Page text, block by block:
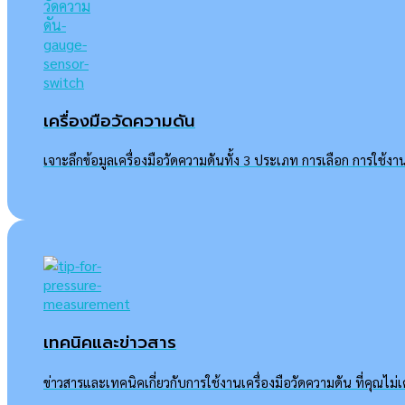
เครื่องมือวัดความดัน
เจาะลึกข้อมูลเครื่องมือวัดความดันทั้ง 3 ประเภท การเลือก การใช้งา
เทคนิคและข่าวสาร
ข่าวสารและเทคนิคเกี่ยวกับการใช้งานเครื่องมือวัดความดัน ที่คุณไม่